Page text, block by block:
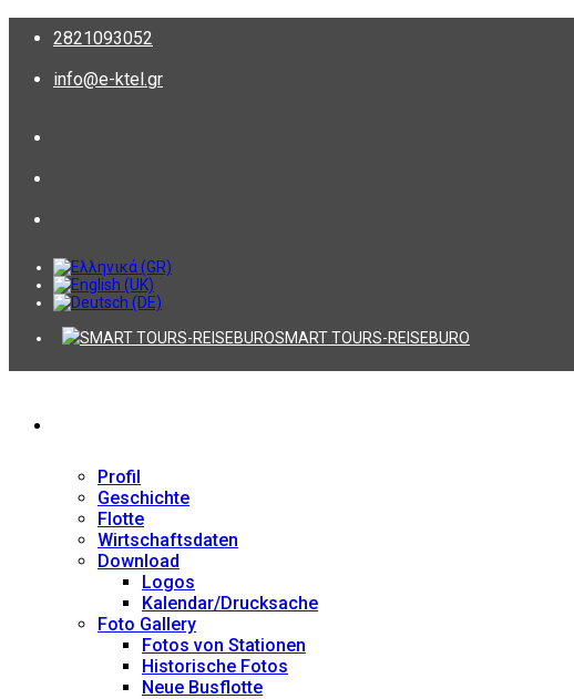
2821093052
info@e-ktel.gr
SMART TOURS-REISEBURO
Profil
Geschichte
Flotte
Wirtschaftsdaten
Download
Logos
Kalendar/Drucksache
Foto Gallery
Fotos von Stationen
Historische Fotos
Neue Busflotte